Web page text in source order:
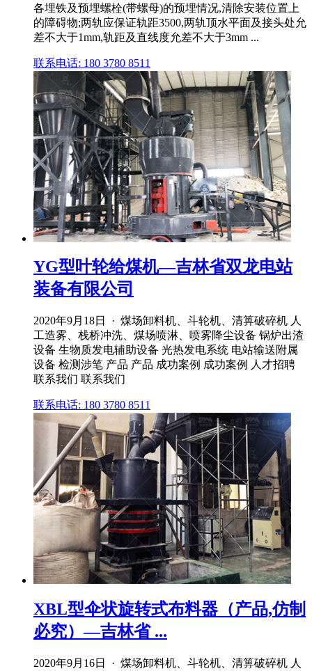
各埋铁及预埋螺栓(带螺母)的预埋情况,清除安装位置上
的障碍物;两轨应保证轨距3500,两轨顶水平面及接头处允
差不大于1mm,轨距及直线度允差不大于3mm ...
联系电话: 180 3780 8511
YG型叶轮给煤机—吉林省双龙电站
装备有限公司
2020年9月18日 · 煤场卸料机、斗轮机、清箅破碎机 人
工造雾、栈桥冲洗、煤场喷淋、喷雾降尘设备 锅炉出渣
设备 生物质发电辅助设备 光热发电系统 电站输送附属
设备 检测涉笔 产品 产品 成功案例 成功案例 人才招聘
联系我们 联系我们
联系电话: 180 3780 8511
XBL型伞状旋转式布料器（产品,仿制
必究）—吉林省 ...
2020年9月16日 · 煤场卸料机、斗轮机、清箅破碎机 人